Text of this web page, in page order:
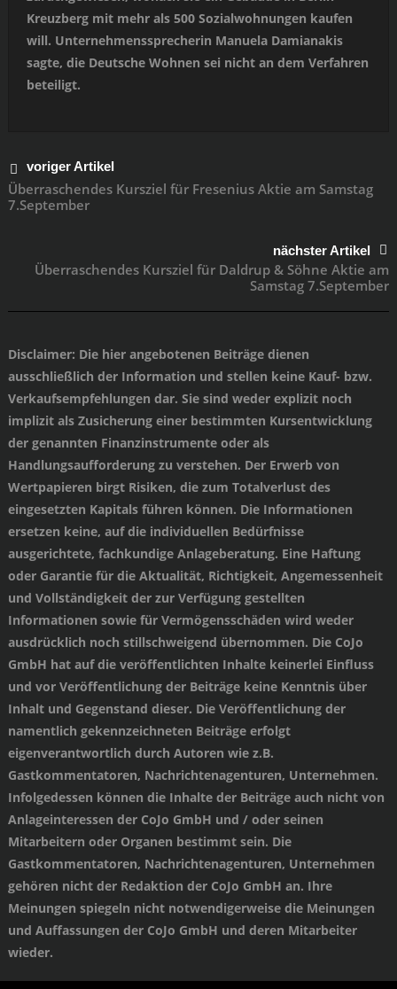
Kreuzberg mit mehr als 500 Sozialwohnungen kaufen
will. Unternehmenssprecherin Manuela Damianakis
sagte, die Deutsche Wohnen sei nicht an dem Verfahren
beteiligt.
voriger Artikel
Überraschendes Kursziel für Fresenius Aktie am Samstag
7.September
nächster Artikel
Überraschendes Kursziel für Daldrup & Söhne Aktie am
Samstag 7.September
Disclaimer: Die hier angebotenen Beiträge dienen
ausschließlich der Information und stellen keine Kauf- bzw.
Verkaufsempfehlungen dar. Sie sind weder explizit noch
implizit als Zusicherung einer bestimmten Kursentwicklung
der genannten Finanzinstrumente oder als
Handlungsaufforderung zu verstehen. Der Erwerb von
Wertpapieren birgt Risiken, die zum Totalverlust des
eingesetzten Kapitals führen können. Die Informationen
ersetzen keine, auf die individuellen Bedürfnisse
ausgerichtete, fachkundige Anlageberatung. Eine Haftung
oder Garantie für die Aktualität, Richtigkeit, Angemessenheit
und Vollständigkeit der zur Verfügung gestellten
Informationen sowie für Vermögensschäden wird weder
ausdrücklich noch stillschweigend übernommen. Die CoJo
GmbH hat auf die veröffentlichten Inhalte keinerlei Einfluss
und vor Veröffentlichung der Beiträge keine Kenntnis über
Inhalt und Gegenstand dieser. Die Veröffentlichung der
namentlich gekennzeichneten Beiträge erfolgt
eigenverantwortlich durch Autoren wie z.B.
Gastkommentatoren, Nachrichtenagenturen, Unternehmen.
Infolgedessen können die Inhalte der Beiträge auch nicht von
Anlageinteressen der CoJo GmbH und / oder seinen
Mitarbeitern oder Organen bestimmt sein. Die
Gastkommentatoren, Nachrichtenagenturen, Unternehmen
gehören nicht der Redaktion der CoJo GmbH an. Ihre
Meinungen spiegeln nicht notwendigerweise die Meinungen
und Auffassungen der CoJo GmbH und deren Mitarbeiter
wieder.